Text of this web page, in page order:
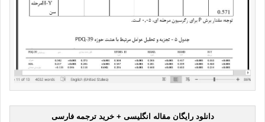
دانلود رایگان مقاله انگلیسی + خرید ترجمه فارسی